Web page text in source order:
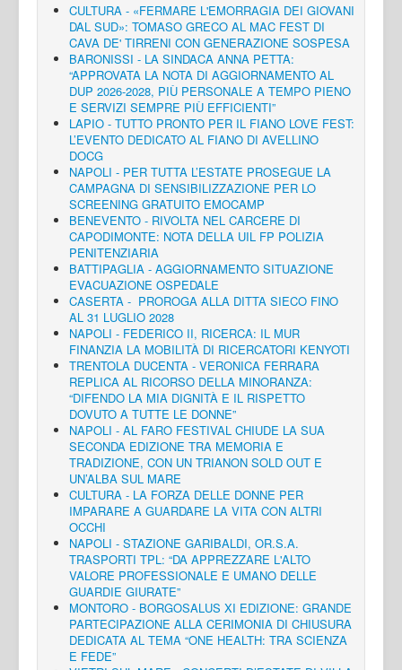
CULTURA - «FERMARE L'EMORRAGIA DEI GIOVANI
DAL SUD»: TOMASO GRECO AL MAC FEST DI
CAVA DE' TIRRENI CON GENERAZIONE SOSPESA
BARONISSI - LA SINDACA ANNA PETTA:
“APPROVATA LA NOTA DI AGGIORNAMENTO AL
DUP 2026-2028, PIÙ PERSONALE A TEMPO PIENO
E SERVIZI SEMPRE PIÙ EFFICIENTI”
LAPIO - TUTTO PRONTO PER IL FIANO LOVE FEST:
L’EVENTO DEDICATO AL FIANO DI AVELLINO
DOCG
NAPOLI - PER TUTTA L’ESTATE PROSEGUE LA
CAMPAGNA DI SENSIBILIZZAZIONE PER LO
SCREENING GRATUITO EMOCAMP
BENEVENTO - RIVOLTA NEL CARCERE DI
CAPODIMONTE: NOTA DELLA UIL FP POLIZIA
PENITENZIARIA
BATTIPAGLIA - AGGIORNAMENTO SITUAZIONE
EVACUAZIONE OSPEDALE
CASERTA - PROROGA ALLA DITTA SIECO FINO
AL 31 LUGLIO 2028
NAPOLI - FEDERICO II, RICERCA: IL MUR
FINANZIA LA MOBILITÀ DI RICERCATORI KENYOTI
TRENTOLA DUCENTA - VERONICA FERRARA
REPLICA AL RICORSO DELLA MINORANZA:
“DIFENDO LA MIA DIGNITÀ E IL RISPETTO
DOVUTO A TUTTE LE DONNE”
NAPOLI - AL FARO FESTIVAL CHIUDE LA SUA
SECONDA EDIZIONE TRA MEMORIA E
TRADIZIONE, CON UN TRIANON SOLD OUT E
UN’ALBA SUL MARE
CULTURA - LA FORZA DELLE DONNE PER
IMPARARE A GUARDARE LA VITA CON ALTRI
OCCHI
NAPOLI - STAZIONE GARIBALDI, OR.S.A.
TRASPORTI TPL: “DA APPREZZARE L'ALTO
VALORE PROFESSIONALE E UMANO DELLE
GUARDIE GIURATE”
MONTORO - BORGOSALUS XI EDIZIONE: GRANDE
PARTECIPAZIONE ALLA CERIMONIA DI CHIUSURA
DEDICATA AL TEMA “ONE HEALTH: TRA SCIENZA
E FEDE”